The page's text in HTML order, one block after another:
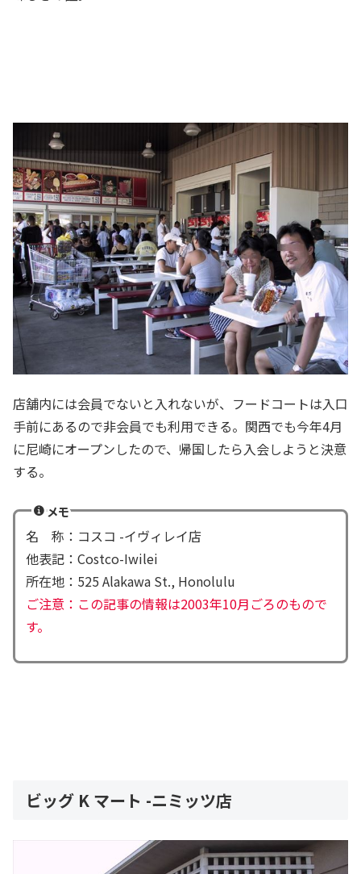
店舗内には会員でないと入れないが、フードコートは入口
手前にあるので非会員でも利用できる。関西でも今年4月
に尼崎にオープンしたので、帰国したら入会しようと決意
する。
メモ
名 称：コスコ -イヴィレイ店
他表記：Costco-Iwilei
所在地：525 Alakawa St., Honolulu
ご注意：この記事の情報は2003年10月ごろのもので
す。
ビッグ K マート -ニミッツ店